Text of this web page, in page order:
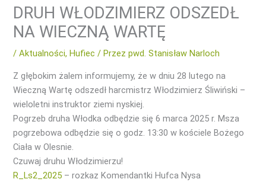
DRUH WŁODZIMIERZ ODSZEDŁ
NA WIECZNĄ WARTĘ
/Aktualności,Hufiec / Przezpwd. Stanisław Narloch
Z głębokim żalem informujemy, że w dniu 28 lutego na
Wieczną Wartę odszedł harcmistrz Włodzimierz Śliwiński –
wieloletni instruktor ziemi nyskiej.
Pogrzeb druha Włodka odbędzie się 6 marca 2025 r. Msza
pogrzebowa odbędzie się o godz. 13:30 w kościele Bożego
Ciała w Olesnie.
Czuwaj druhu Włodzimierzu!
R_Ls2_2025 – rozkaz Komendantki Hufca Nysa